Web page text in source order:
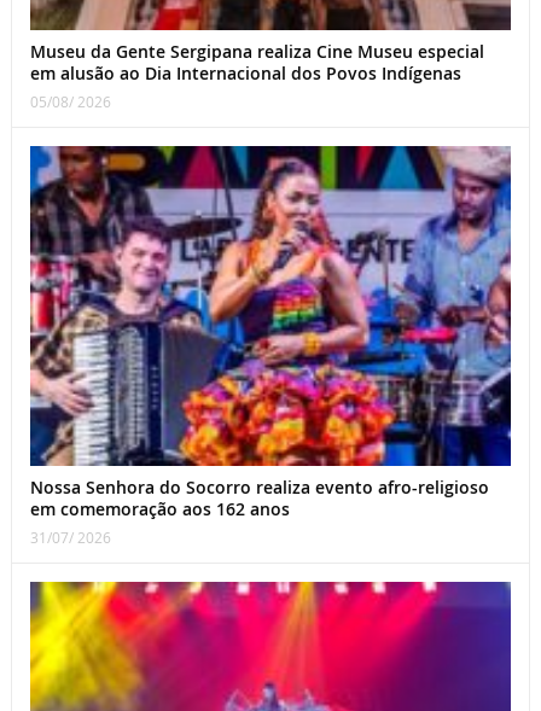
Museu da Gente Sergipana realiza Cine Museu especial
em alusão ao Dia Internacional dos Povos Indígenas
05/08/ 2026
Nossa Senhora do Socorro realiza evento afro-religioso
em comemoração aos 162 anos
31/07/ 2026